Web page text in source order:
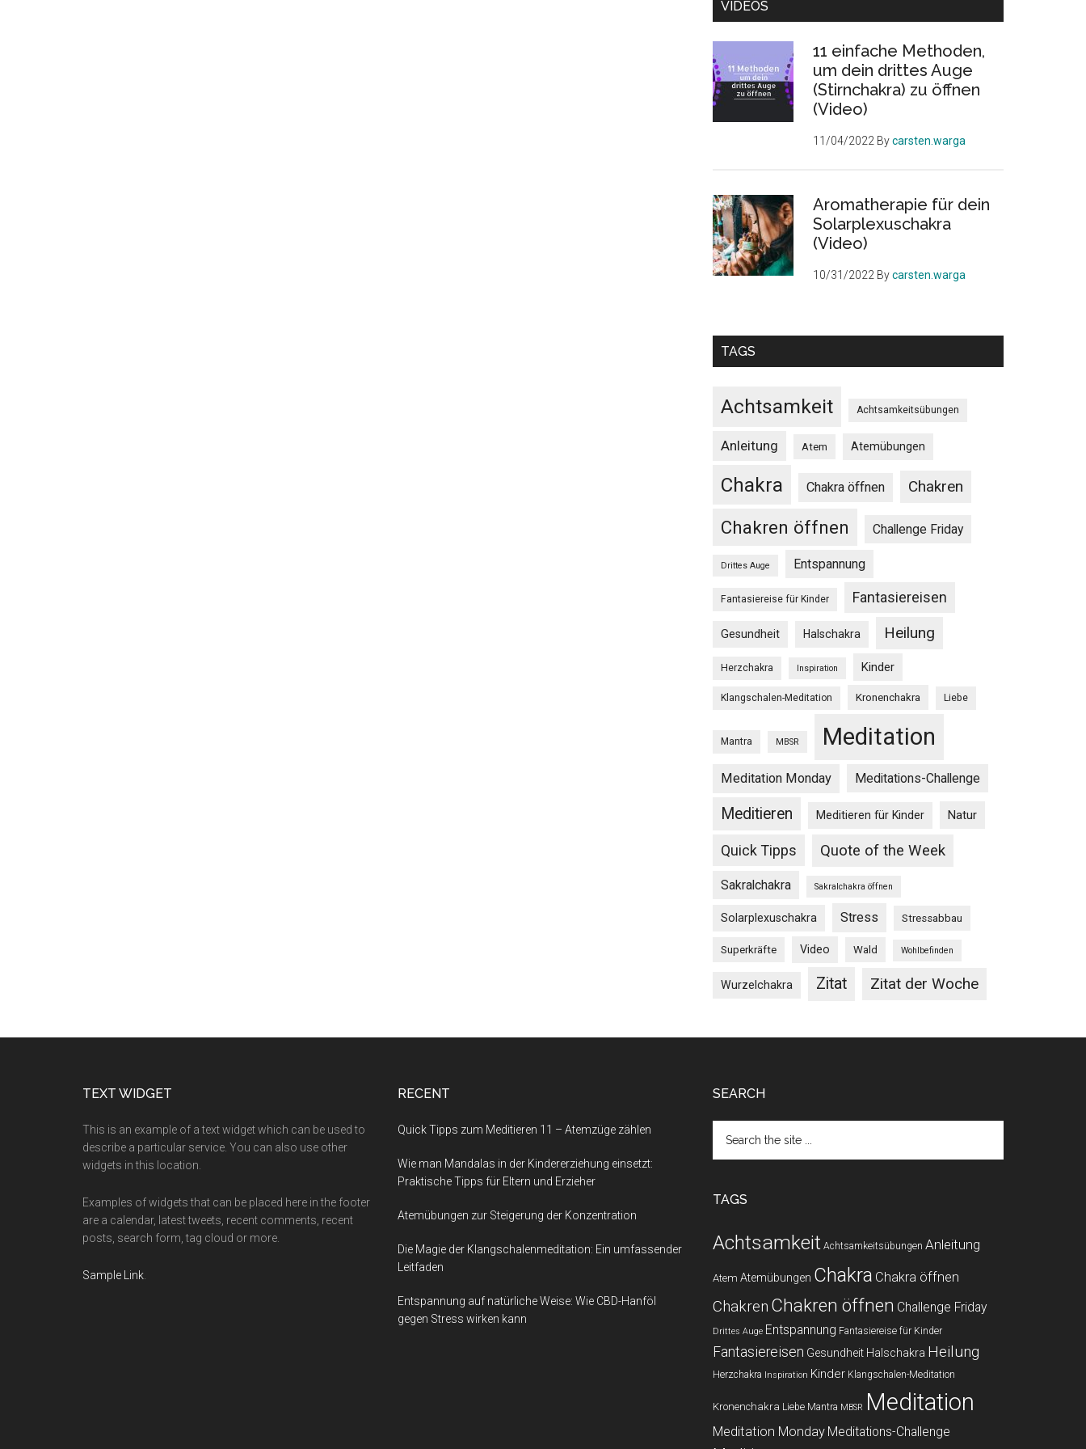
VIDEOS
11 einfache Methoden,
um dein drittes Auge
(Stirnchakra) zu öffnen
(Video)
11/04/2022 Bycarsten.warga
Aromatherapie für dein
Solarplexuschakra
(Video)
10/31/2022 Bycarsten.warga
TAGS
Achtsamkeit Achtsamkeitsübungen
Anleitung Atem Atemübungen
Chakra Chakra öffnen Chakren
Chakren öffnen Challenge Friday
Drittes Auge Entspannung
Fantasiereise für Kinder Fantasiereisen
Gesundheit Halschakra Heilung
Herzchakra Inspiration Kinder
Klangschalen-Meditation Kronenchakra Liebe
Mantra MBSR Meditation
Meditation Monday Meditations-Challenge
Meditieren Meditieren für Kinder Natur
Quick Tipps Quote of the Week
Sakralchakra Sakralchakra öffnen
Solarplexuschakra Stress Stressabbau
Superkräfte Video Wald Wohlbefinden
Wurzelchakra Zitat Zitat der Woche
TEXT WIDGET
This is an example of a text widget which can be used to
describe a particular service. You can also use other
widgets in this location.
Examples of widgets that can be placed here in the footer
are a calendar, latest tweets, recent comments, recent
posts, search form, tag cloud or more.
Sample Link.
RECENT
Quick Tipps zum Meditieren 11 – Atemzüge zählen
Wie man Mandalas in der Kindererziehung einsetzt:
Praktische Tipps für Eltern und Erzieher
Atemübungen zur Steigerung der Konzentration
Die Magie der Klangschalenmeditation: Ein umfassender
Leitfaden
Entspannung auf natürliche Weise: Wie CBD-Hanföl
gegen Stress wirken kann
SEARCH
the
TAGS
Achtsamkeit Achtsamkeitsübungen Anleitung
Atem Atemübungen Chakra Chakra öffnen
Chakren Chakren öffnen Challenge Friday
Drittes Auge Entspannung Fantasiereise für Kinder
Fantasiereisen Gesundheit Halschakra Heilung
Herzchakra Inspiration Kinder Klangschalen-Meditation
Kronenchakra Liebe Mantra MBSR Meditation
Meditation Monday Meditations-Challenge